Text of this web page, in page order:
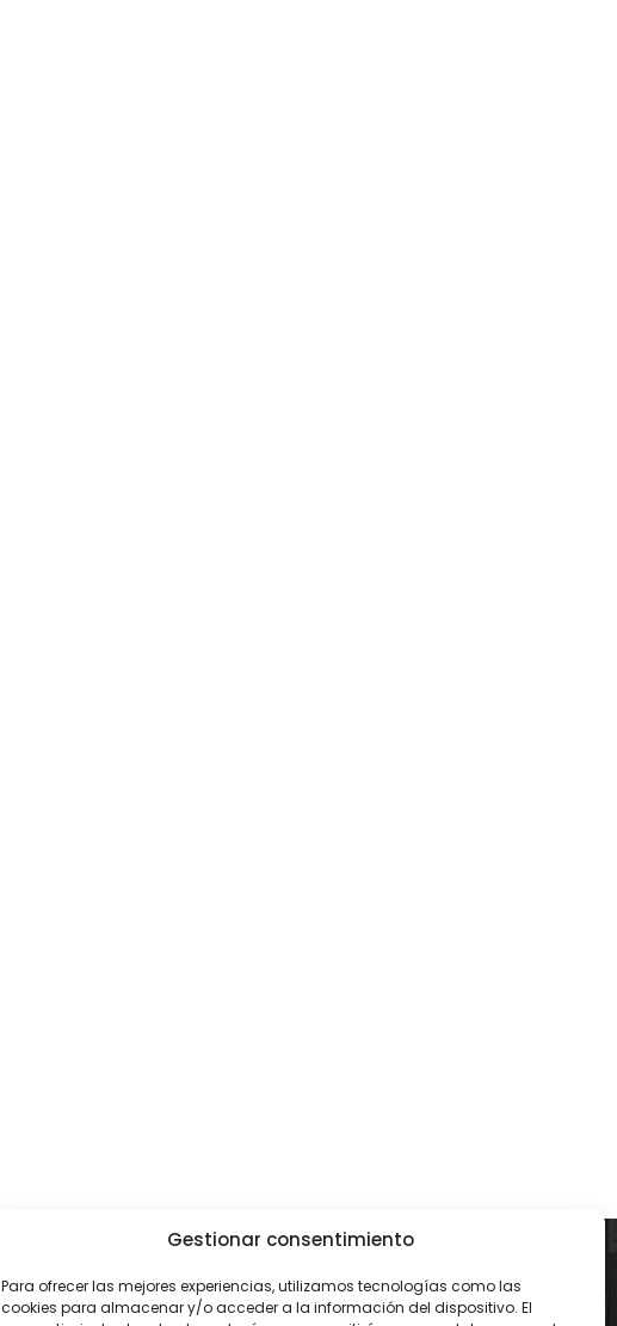
Gestionar consentimiento
Para ofrecer las mejores experiencias, utilizamos tecnologías como las
cookies para almacenar y/o acceder a la información del dispositivo. El
CONTACTO
93 119 00 68